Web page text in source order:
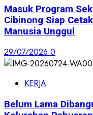
Masuk Program
Cibinong Siap
Manusia Unggul
29/07/2026 0
KERJA
Belum Lama